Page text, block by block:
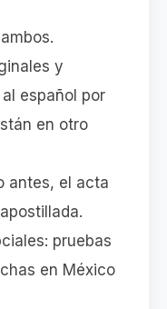
y
español por
en otro
antes, el acta
pruebas
en México